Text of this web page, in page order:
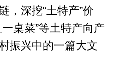
，深挖“土特产”价
桌菜”等土特产向产
振兴中的一篇大文